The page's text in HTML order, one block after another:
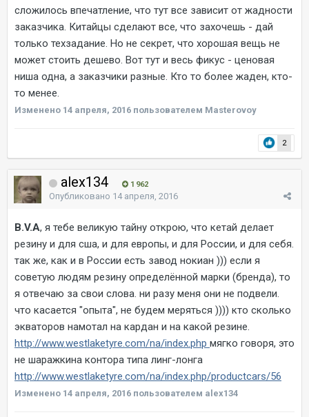
сложилось впечатление, что тут все зависит от жадности
заказчика. Китайцы сделают все, что захочешь - дай
только техзадание. Но не секрет, что хорошая вещь не
может стоить дешево. Вот тут и весь фикус - ценовая
ниша одна, а заказчики разные. Кто то более жаден, кто-
то менее.
Изменено 14 апреля, 2016 пользователем Masterovoy
2
alex134 1 962
Опубликовано 14 апреля, 2016
B.V.A, я тебе великую тайну открою, что кетай делает
резину и для сша, и для европы, и для России, и для себя.
так же, как и в России есть завод нокиан ))) если я
советую людям резину определённой марки (бренда), то
я отвечаю за свои слова. ни разу меня они не подвели.
что касается "опыта", не будем меряться )))) кто сколько
экваторов намотал на кардан и на какой резине.
http://www.westlaketyre.com/na/index.php мягко говоря, это
не шаражкина контора типа линг-лонга
http://www.westlaketyre.com/na/index.php/productcars/56
Изменено 14 апреля, 2016 пользователем alex134